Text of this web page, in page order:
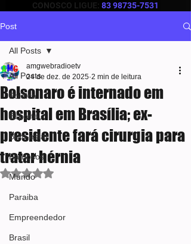
CONOSCO LIGUE: 83 98735-7531
Post
All Posts
Política
Esporte
Bem-estar
Famosos
Mundo
Paraiba
Empreendedor
Brasil
All Posts
Bolsonaro é internado em
hospital em Brasília; ex-
presidente fará cirurgia para
tratar hérnia
amgwebradioetv
24 de dez. de 2025 2 min de leitura
Avaliado com NaN de 5 estrelas.